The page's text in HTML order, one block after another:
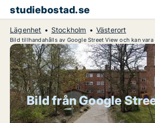
studiebostad.se
Lägenhet Stockholm Västerort
Bild tillhandahålls av Google Street View och kan
Bild från Google